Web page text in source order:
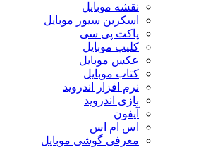
نقشه موبایل
اسکرین سیور موبایل
پاکت پی سی
کلیپ موبایل
عکس موبایل
کتاب موبایل
نرم افزار اندروید
بازی اندروید
آیفون
اس ام اس
معرفی گوشی موبایل